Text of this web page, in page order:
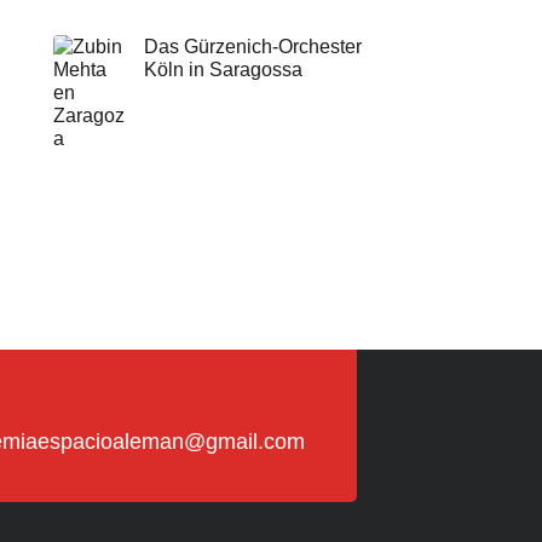
Das Gürzenich-Orchester
Köln in Saragossa